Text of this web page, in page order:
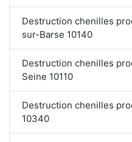
Destruction chenilles
sur-Barse 10140
Destruction chenilles
Seine 10110
Destruction chenilles
10340